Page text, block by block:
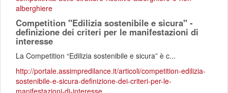
alberghiere
Competition "Edilizia sostenibile e sicura" -
definizione dei criteri per le manifestazioni di
interesse
La Competition “Edilizia sostenibile e sicura” è c...
http://portale.assimpredilance.it/articoli/competition-edilizia-
sostenibile-e-sicura-definizione-dei-criteri-per-le-
manifestazioni-di-interesse